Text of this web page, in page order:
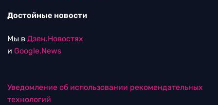
Достойные новости
Мы в Дзен.Новостях
и Google.News
Уведомление об использовании рекомендательных
технологий